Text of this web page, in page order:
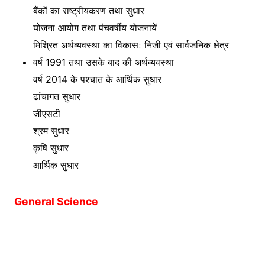
बैंकों का राष्ट्रीयकरण तथा सुधार
योजना आयोग तथा पंचवर्षीय योजनायें
मिश्रित अर्थव्यवस्था का विकासः निजी एवं सार्वजनिक क्षेत्र
वर्ष 1991 तथा उसके बाद की अर्थव्यवस्था
वर्ष 2014 के पश्चात के आर्थिक सुधार
ढांचागत सुधार
जीएसटी
श्रम सुधार
कृषि सुधार
आर्थिक सुधार
General Science